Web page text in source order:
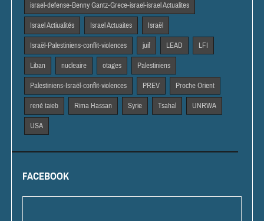
israel-defense-Benny Gantz-Grece-israel-israel Actualites
Israel Actiualités Israel Actuaites Israël
Israël-Palestiniens-conflit-violences juif LEAD LFI
Liban nucleaire otages Palestiniens
Palestiniens-Israël-conflit-violences PREV Proche Orient
rené taieb Rima Hassan Syrie Tsahal UNRWA
USA
FACEBOOK